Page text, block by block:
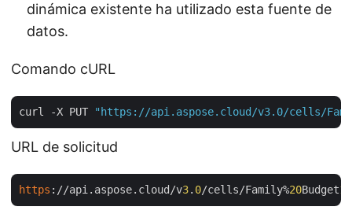
dinámica existente ha utilizado esta fuente de
datos.
Comando cURL
curl -X PUT "https://api.aspose.cloud/v3.0/cells/
URL de solicitud
https ://api.aspose.cloud/v3. 0/cells/Family%20Budget1